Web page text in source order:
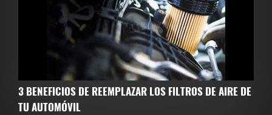
3 BENEFICIOS DE REEMPLAZAR LOS FILTROS DE AIRE DE
TU AUTOMÓVIL